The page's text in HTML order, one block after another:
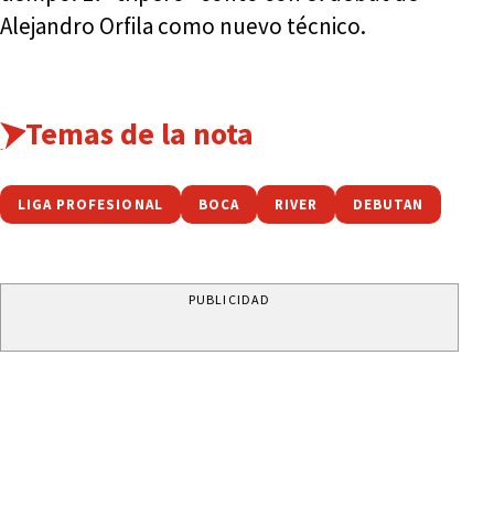
Alejandro Orfila como nuevo técnico.
Temas de la nota
LIGA PROFESIONAL BOCA RIVER DEBUTAN
PUBLICIDAD